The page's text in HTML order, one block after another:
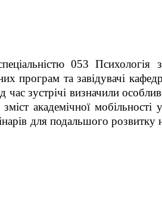
053
програм та завідувачі
час зустрічі визначили
академічної
для подальшого розвитку